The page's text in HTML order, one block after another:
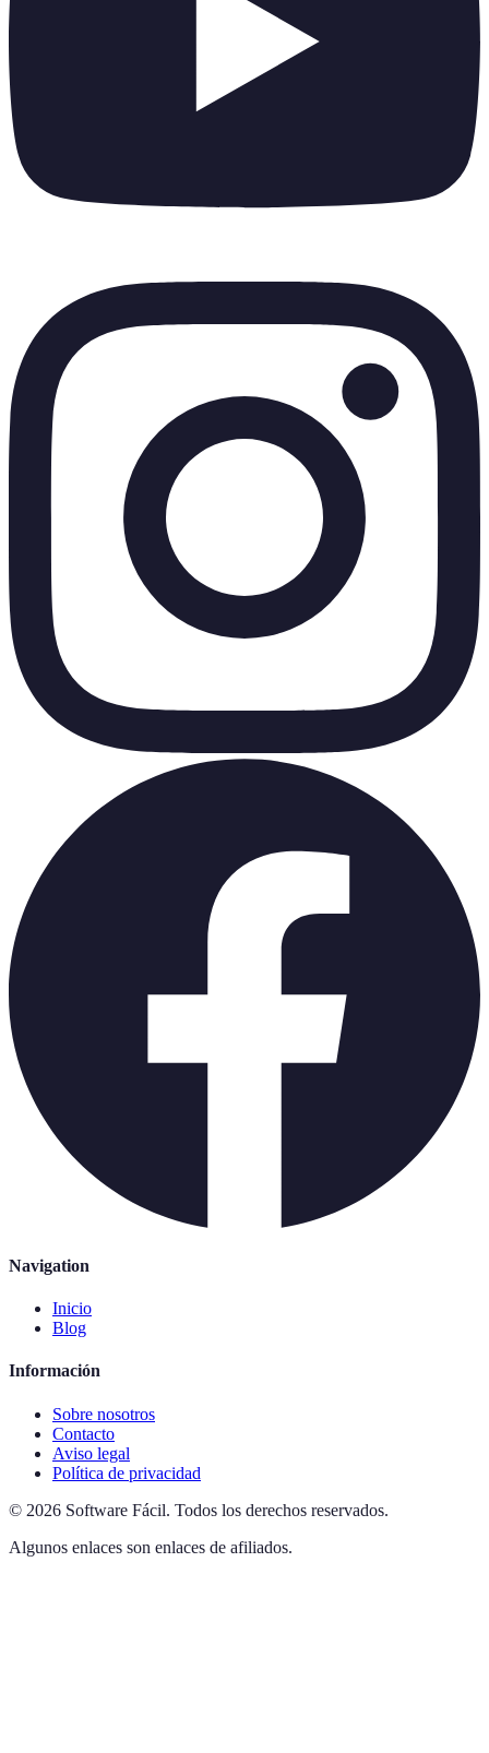
Navigation
Inicio
Blog
Información
Sobre nosotros
Contacto
Aviso legal
Política de privacidad
© 2026 Software Fácil. Todos los derechos reservados.
Algunos enlaces son enlaces de afiliados.